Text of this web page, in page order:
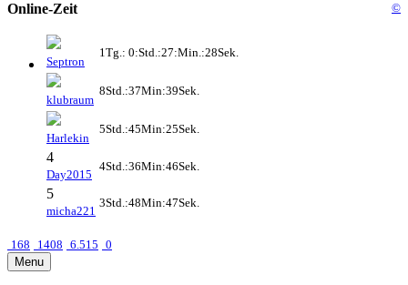
Online-Zeit ©
Septron
1Tg.: 0:Std.:27:Min.:28Sek.
klubraum
8Std.:37Min:39Sek.
Harlekin
5Std.:45Min:25Sek.
4
Day2015
4Std.:36Min:46Sek.
5
micha221
3Std.:48Min:47Sek.
168 1408 6.515 0
Menu